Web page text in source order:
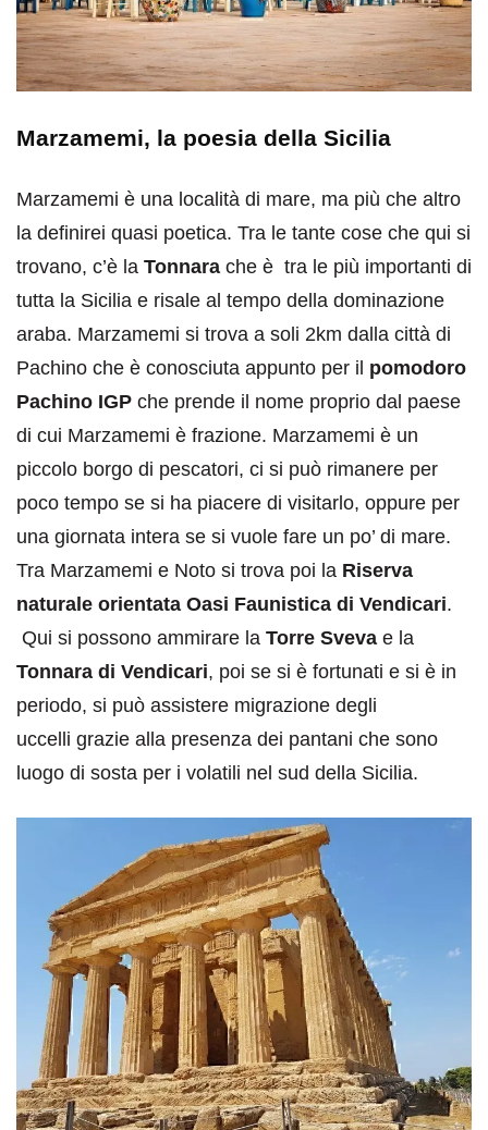
Marzamemi, la poesia della Sicilia
Marzamemi è una località di mare, ma più che altro
la definirei quasi poetica. Tra le tante cose che qui si
trovano, c’è la Tonnara che è tra le più importanti di
tutta la Sicilia e risale al tempo della dominazione
araba. Marzamemi si trova a soli 2km dalla città di
Pachino che è conosciuta appunto per il pomodoro
Pachino IGP che prende il nome proprio dal paese
di cui Marzamemi è frazione. Marzamemi è un
piccolo borgo di pescatori, ci si può rimanere per
poco tempo se si ha piacere di visitarlo, oppure per
una giornata intera se si vuole fare un po’ di mare.
Tra Marzamemi e Noto si trova poi la Riserva
naturale orientata Oasi Faunistica di Vendicari.
Qui si possono ammirare la Torre Sveva e la
Tonnara di Vendicari, poi se si è fortunati e si è in
periodo, si può assistere migrazione degli
uccelli grazie alla presenza dei pantani che sono
luogo di sosta per i volatili nel sud della Sicilia.